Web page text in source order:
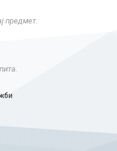
предмет.